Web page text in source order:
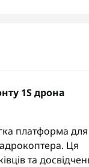
1S дрона
платформа для
Ця
та